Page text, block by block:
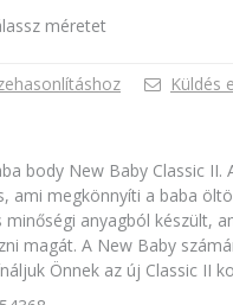
méretet
Küldés
body New Baby Classic II.
ami megkönnyíti a baba
minőségi anyagból készült,
magát. A New Baby
Önnek az új Classic II